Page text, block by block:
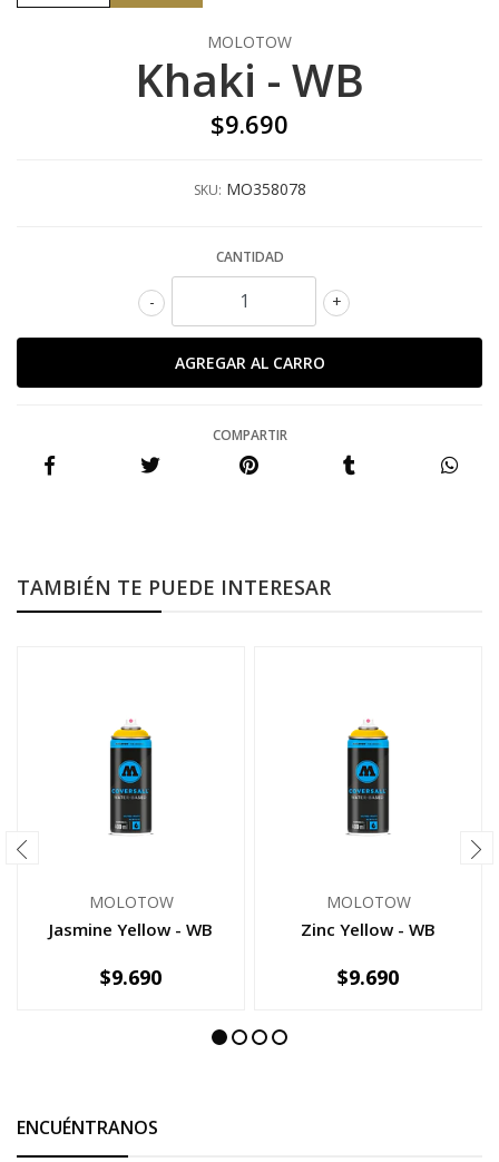
MOLOTOW
Khaki - WB
$9.690
SKU: MO358078
CANTIDAD
+
-
COMPARTIR
TAMBIÉN TE PUEDE INTERESAR
MOLOTOW
Jasmine Yellow - WB
+
$9.690
MOLOTOW
Zinc Yellow - WB
+
$9.690
ENCUÉNTRANOS